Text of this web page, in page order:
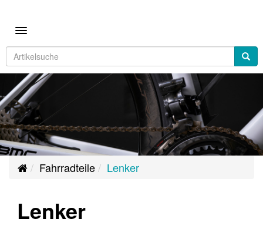
Toggle navigation
Fahrradteile Lenker
Lenker